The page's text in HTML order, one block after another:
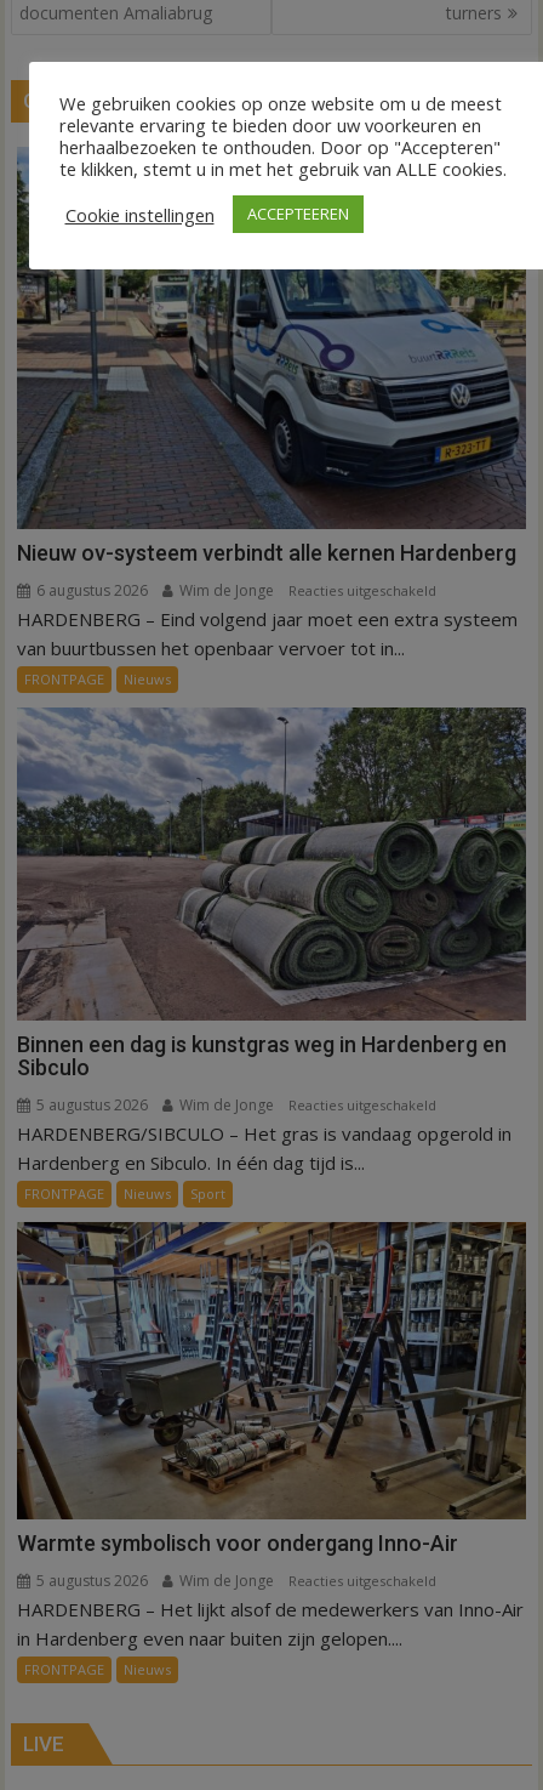
navigatie
documenten Amaliabrug turners
GERELATEERDE BERICHTEN
Nieuw ov-systeem verbindt alle kernen Hardenberg
6 augustus 2026 Wim de Jonge Reacties uitgeschakeld
Nieuw
alle
kernen
Hardenberg
HARDENBERG – Eind volgend jaar moet een extra systeem
van buurtbussen het openbaar vervoer tot in...
FRONTPAGE Nieuws
Binnen een dag is kunstgras weg in Hardenberg en
Sibculo
5 augustus 2026 Wim de Jonge Reacties uitgeschakeld
Binnen
kunstgras
weg
in
Hardenberg
en
Sibculo
HARDENBERG/SIBCULO – Het gras is vandaag opgerold in
Hardenberg en Sibculo. In één dag tijd is...
FRONTPAGE Nieuws Sport
Warmte symbolisch voor ondergang Inno-Air
5 augustus 2026 Wim de Jonge Reacties uitgeschakeld
Warmte
HARDENBERG – Het lijkt alsof de medewerkers van Inno-Air
in Hardenberg even naar buiten zijn gelopen....
FRONTPAGE Nieuws
LIVE
We gebruiken cookies op onze website om u de meest
relevante ervaring te bieden door uw voorkeuren en
herhaalbezoeken te onthouden. Door op "Accepteren"
te klikken, stemt u in met het gebruik van ALLE cookies.
Cookie instellingen
ACCEPTEEREN